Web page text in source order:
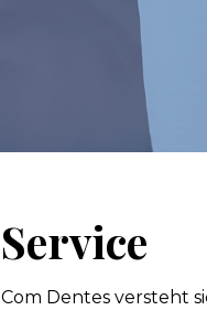
Service
Com Dentes versteht